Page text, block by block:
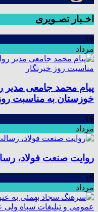
اخـبار تصـویری
۱۷
مرداد
پیام محمد جامعی
خوزستان به مناسبت
۱۷
مرداد
روایت صنعت فولاد،‌
۱۴
مرداد